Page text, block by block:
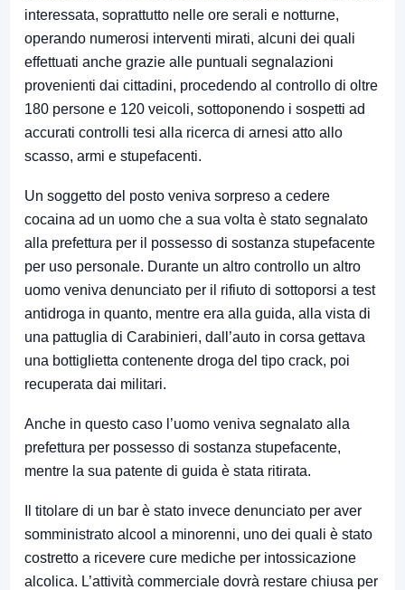
interessata, soprattutto nelle ore serali e notturne,
operando numerosi interventi mirati, alcuni dei quali
effettuati anche grazie alle puntuali segnalazioni
provenienti dai cittadini, procedendo al controllo di oltre
180 persone e 120 veicoli, sottoponendo i sospetti ad
accurati controlli tesi alla ricerca di arnesi atto allo
scasso, armi e stupefacenti.
Un soggetto del posto veniva sorpreso a cedere
cocaina ad un uomo che a sua volta è stato segnalato
alla prefettura per il possesso di sostanza stupefacente
per uso personale. Durante un altro controllo un altro
uomo veniva denunciato per il rifiuto di sottoporsi a test
antidroga in quanto, mentre era alla guida, alla vista di
una pattuglia di Carabinieri, dall’auto in corsa gettava
una bottiglietta contenente droga del tipo crack, poi
recuperata dai militari.
Anche in questo caso l’uomo veniva segnalato alla
prefettura per possesso di sostanza stupefacente,
mentre la sua patente di guida è stata ritirata.
Il titolare di un bar è stato invece denunciato per aver
somministrato alcool a minorenni, uno dei quali è stato
costretto a ricevere cure mediche per intossicazione
alcolica. L’attività commerciale dovrà restare chiusa per